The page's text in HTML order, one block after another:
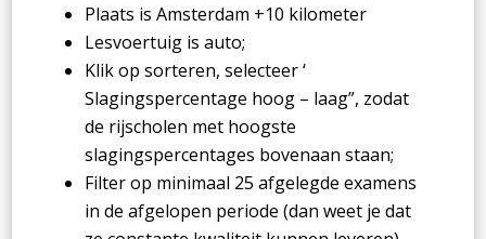
Plaats is Amsterdam +10 kilometer
Lesvoertuig is auto;
Klik op sorteren, selecteer ‘
Slagingspercentage hoog – laag”, zodat
de rijscholen met hoogste
slagingspercentages bovenaan staan;
Filter op minimaal 25 afgelegde examens
in de afgelopen periode (dan weet je dat